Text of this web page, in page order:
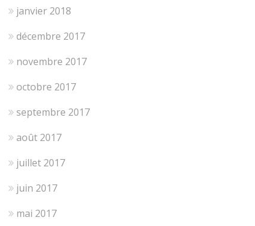
janvier 2018
décembre 2017
novembre 2017
octobre 2017
septembre 2017
août 2017
juillet 2017
juin 2017
mai 2017